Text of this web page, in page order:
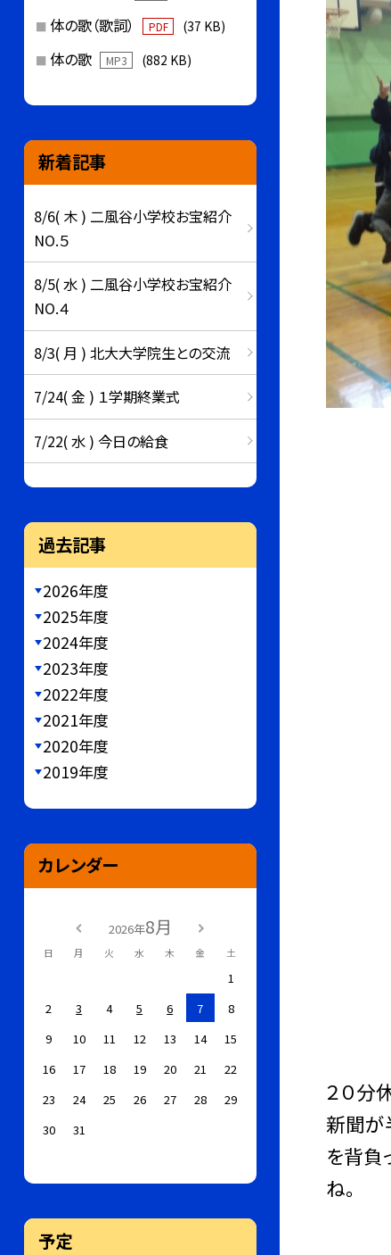
２０分
新聞が
を背負
ね。
体の歌（歌詞） PDF (37 KB)
体の歌 MP3 (882 KB)
新着記事
8/6( 木 ) 二風谷小学校お宝紹介
NO.５
8/5( 水 ) 二風谷小学校お宝紹介
NO.４
8/3( 月 ) 北大大学院生との交流
7/24( 金 ) １学期終業式
7/22( 水 ) 今日の給食
過去記事
2026年度
2025年度
2024年度
2023年度
2022年度
2021年度
2020年度
2019年度
カレンダー
2026年8月
日 月 火 水 木 金 土
1
2
3 4 5 6 7
8
9
10 11 12 13 14
15
16
17 18 19 20 21
22
23
24 25 26 27 28
29
30
31
予定